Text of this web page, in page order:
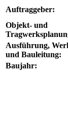
Auftraggeber:
Objekt- und
Ausführung,
und Bauleitung:
Baujahr: